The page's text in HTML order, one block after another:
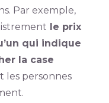
Par exemple,
le prix
qui indique
la case
les personnes